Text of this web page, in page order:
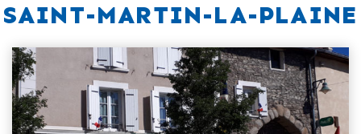
SAINT-MARTIN-LA-PLAINE